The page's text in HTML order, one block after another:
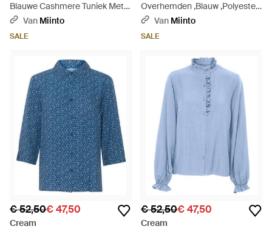
Blauwe Cashmere Tuniek Met
V-Hals - Blauw
Van Miinto
SALE
Overhemden ,Blauw ,Polyester
Kanten Blouse Blazer - Blauw
Van Miinto
SALE
€ 52,50€ 47,50
Cream
€ 52,50€ 47,50
Cream